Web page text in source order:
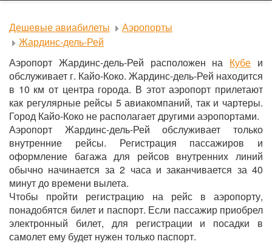
Дешевые авиабилеты
Аэропорты
Жардинс-дель-Рей
Аэропорт Жардинс-дель-Рей расположен на Кубе и
обслуживает г. Кайо-Коко. Жардинс-дель-Рей находится
в 10 км от центра города. В этот аэропорт прилетают
как регулярные рейсы 5 авиакомпаний, так и чартеры.
Город Кайо-Коко не располагает другими аэропортами.
Аэропорт Жардинс-дель-Рей обслуживает только
внутренние рейсы. Регистрация пассажиров и
оформление багажа для рейсов внутренних линий
обычно начинается за 2 часа и заканчивается за 40
минут до времени вылета.
Чтобы пройти регистрацию на рейс в аэропорту,
понадобятся билет и паспорт. Если пассажир приобрел
электронный билет, для регистрации и посадки в
самолет ему будет нужен только паспорт.